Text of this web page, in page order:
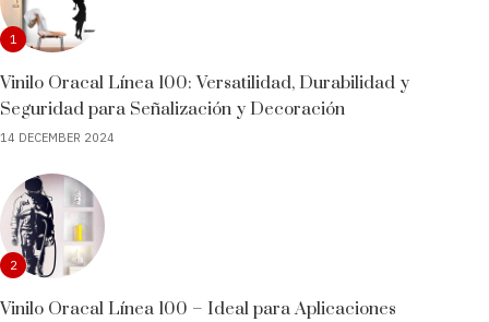
1
Vinilo Oracal Línea 100: Versatilidad, Durabilidad y
Seguridad para Señalización y Decoración
14 DECEMBER 2024
2
Vinilo Oracal Línea 100 – Ideal para Aplicaciones